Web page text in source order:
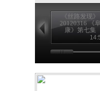
《丝路发现》
20120316 《
康》第七集